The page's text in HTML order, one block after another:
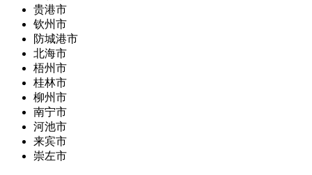
贵港市
钦州市
防城港市
北海市
梧州市
桂林市
柳州市
南宁市
河池市
来宾市
崇左市